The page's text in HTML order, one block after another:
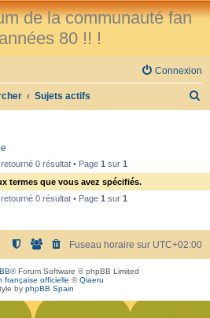
de la communauté fan
80 !! !
Connexion
Sujets actifs
e
0 résultat • Page 1 sur 1
termes que vous avez spécifiés.
0 résultat • Page 1 sur 1
Fuseau horaire sur UTC+02:00
® Forum Software © phpBB Limited
française officielle ©Qiaeru
by phpBB Spain